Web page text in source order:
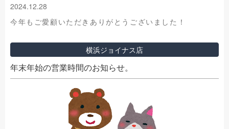
2024.12.28
今年もご愛顧いただきありがとうございました！
横浜ジョイナス店
年末年始の営業時間のお知らせ。